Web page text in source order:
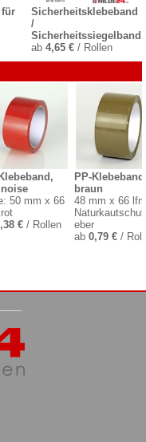
für
Sicherheitsklebeband
/
Sicherheitssiegelband
ab 4,65 €/ Rollen
noise
50 mm x 66
€ / Rollen
PP-
braun
48 mm x 66
eber
ab 0,79 €/